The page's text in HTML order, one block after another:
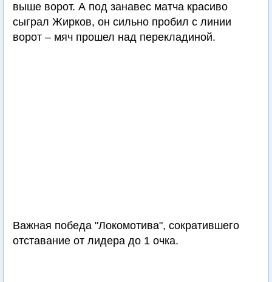
выше ворот. А под занавес матча красиво
сыграл Жирков, он сильно пробил с линии
ворот – мяч прошел над перекладиной.
Важная победа "Локомотива", сократившего
отставание от лидера до 1 очка.